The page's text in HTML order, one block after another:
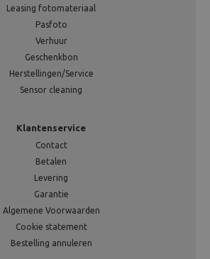
Leasing fotomateriaal
Pasfoto
Verhuur
Geschenkbon
Herstellingen/Service
Sensor cleaning
Klantenservice
Contact
Betalen
Levering
Garantie
Algemene Voorwaarden
Cookie statement
Bestelling annuleren